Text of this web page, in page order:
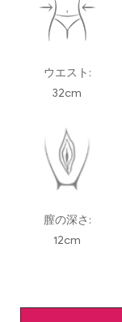
ウエスト:
32cm
膣の深さ:
12cm